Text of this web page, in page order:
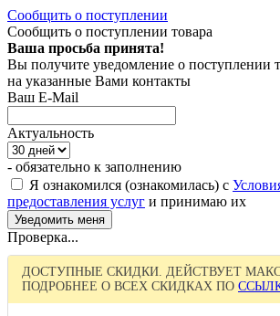
Сообщить о поступлении
Сообщить о поступлении товара
Ваша просьба принята!
Вы получите уведомление о поступлении
на указанные Вами контакты
Ваш E-Mail
Актуальность
- обязательно к заполнению
Я ознакомился (ознакомилась) с
предоставления услуг и принимаю их
Проверка...
ДОСТУПНЫЕ СКИДКИ. ДЕЙСТВУЕТ
ПОДРОБНЕЕ О ВСЕХ СКИДКАХ ПО